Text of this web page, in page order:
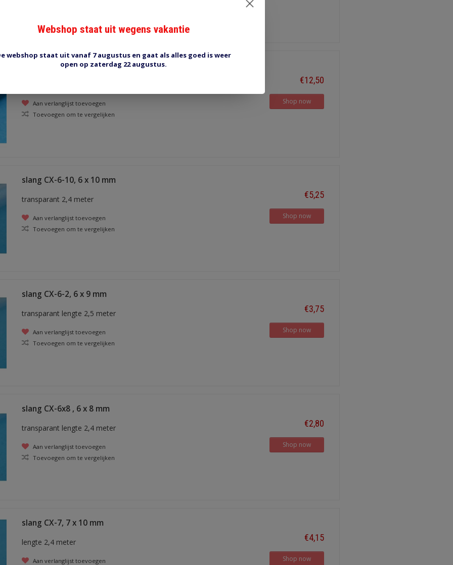
slang 6 x 13 mm zwart
Aan verlanglijst toevoegen
Toevoegen om te vergelijken
€12,50
Shop now
slang CX-6-10, 6 x 10 mm
transparant 2,4 meter
Aan verlanglijst toevoegen
Toevoegen om te vergelijken
€5,25
Shop now
slang CX-6-2, 6 x 9 mm
transparant lengte 2,5 meter
Aan verlanglijst toevoegen
Toevoegen om te vergelijken
€3,75
Shop now
slang CX-6x8 , 6 x 8 mm
transparant lengte 2,4 meter
Aan verlanglijst toevoegen
Toevoegen om te vergelijken
€2,80
Shop now
slang CX-7, 7 x 10 mm
lengte 2,4 meter
Aan verlanglijst toevoegen
€4,15
Shop now
Webshop staat uit wegens vakantie
webshop staat uit vanaf 7 augustus en gaat als alles goed is weer
open op zaterdag 22 augustus.